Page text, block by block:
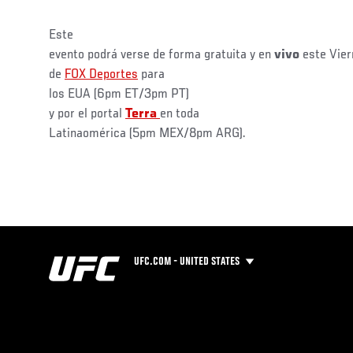
Este
evento podrá verse de forma gratuita y en vivo este
de FOX Deportes para
los EUA (6pm ET/3pm PT)
y por el portal Terra en toda
Latinaomérica (5pm MEX/8pm ARG).
UFC.COM - UNITED STATES